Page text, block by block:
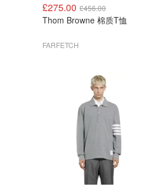
£275.00 £456.00
Thom Browne 棉质T恤
FARFETCH